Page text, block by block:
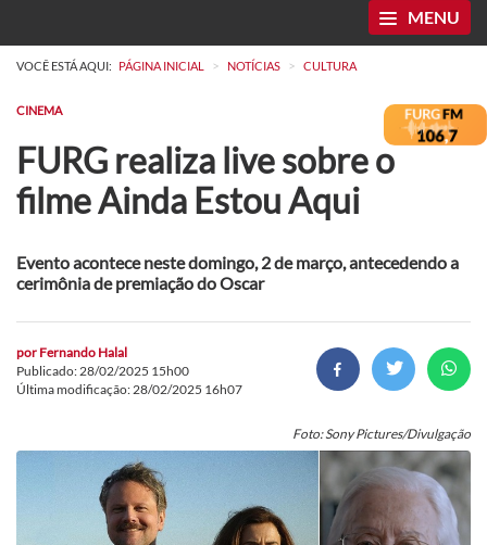
MENU
VOCÊ ESTÁ AQUI: PÁGINA INICIAL > NOTÍCIAS > CULTURA
CINEMA
FURG realiza live sobre o
filme Ainda Estou Aqui
Evento acontece neste domingo, 2 de março, antecedendo a
cerimônia de premiação do Oscar
por Fernando Halal
Publicado: 28/02/2025 15h00
Última modificação: 28/02/2025 16h07
Foto: Sony Pictures/Divulgação